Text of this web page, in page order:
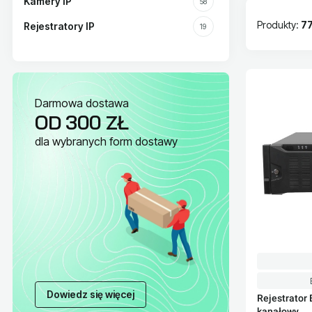
Rejestratory IP 19
Darmowa dostawa
OD 300 ZŁ
dla wybranych form dostawy
Dowiedz się więcej
Produkty: 77
Rejestrator